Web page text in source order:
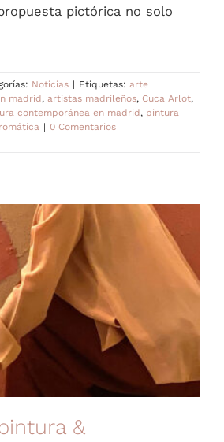
pictórica no solo
Noticias | Etiquetas: arte
madrid , artistas madrileños, Cuca Arlot,
contemporánea en madrid , pintura
| 0 Comentarios
&